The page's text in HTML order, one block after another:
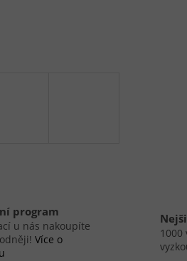
program
u nás nakoupíte
Více o
1000